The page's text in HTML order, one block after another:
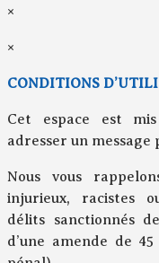
×
×
CONDITIONS
Cet espace est
adresser un
Nous vous
injurieux, racistes
délits sanctionnés
d’une amende de